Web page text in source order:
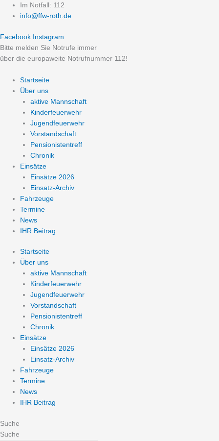
Zum
Inhalt
Im Notfall: 112
info@ffw-roth.de
Facebook Instagram
Bitte melden Sie Notrufe immer
über die europaweite Notrufnummer 112!
Startseite
Über uns
aktive Mannschaft
Kinderfeuerwehr
Jugendfeuerwehr
Vorstandschaft
Pensionistentreff
Chronik
Einsätze
Einsätze 2026
Einsatz-Archiv
Fahrzeuge
Termine
News
IHR Beitrag
Startseite
Über uns
aktive Mannschaft
Kinderfeuerwehr
Jugendfeuerwehr
Vorstandschaft
Pensionistentreff
Chronik
Einsätze
Einsätze 2026
Einsatz-Archiv
Fahrzeuge
Termine
News
IHR Beitrag
Suche
Suche